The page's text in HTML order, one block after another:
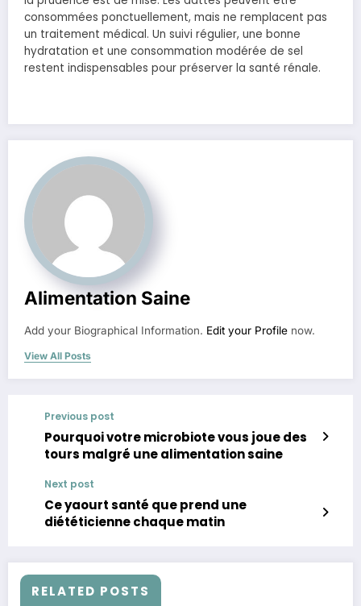
consommées ponctuellement, mais ne remplacent pas
un traitement médical. Un suivi régulier, une bonne
hydratation et une consommation modérée de sel
restent indispensables pour préserver la santé rénale.
Alimentation Saine
Add your Biographical Information. Edit your Profile now.
View All Posts
Previous post
Pourquoi votre microbiote vous joue des
tours malgré une alimentation saine
Next post
Ce yaourt santé que prend une
diététicienne chaque matin
RELATED POSTS